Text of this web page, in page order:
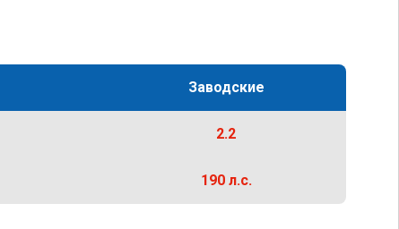
Заводские
2.2
190 л.с.